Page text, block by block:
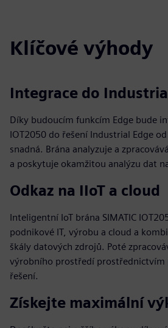
Klíčové výhody
Integrace do
Díky budoucím funkcím Edge bude
IOT2050 do řešení Industrial Edge
snadná. Brána analyzuje a
a poskytuje okamžitou analýzu dat
Odkaz na IIoT a cloud
Inteligentní IoT brána SIMATIC
podnikové IT, výrobu a cloud a
škály datových zdrojů. Poté
výrobního prostředí prostřednictvím
řešení.
Získejte maximální